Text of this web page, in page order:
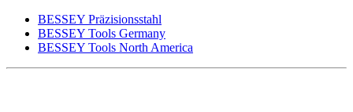
BESSEY Präzisionsstahl
BESSEY Tools Germany
BESSEY Tools North America